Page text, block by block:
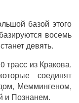
базой этого
восемь
девять.
трасс из Кракова.
соединят
Меммингеном,
и Познанем.